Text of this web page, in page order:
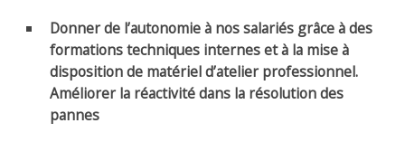
Donner de l’autonomie à nos salariés grâce à des
formations techniques internes et à la mise à
disposition de matériel d’atelier professionnel.
Améliorer la réactivité dans la résolution des
pannes